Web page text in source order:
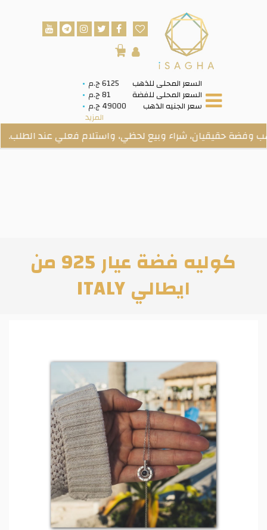
السعر المحلى للذهب 6125 ج.م
السعر المحلى للفضة 81 ج.م
سعر الجنيه الذهب 49000 ج.م
المزيد
0
حقيقيان، شراء وبيع لحظي، واستلام فعلي عند الطلب.
كوليه فضة عيار 925 من
ايطالي ITALY